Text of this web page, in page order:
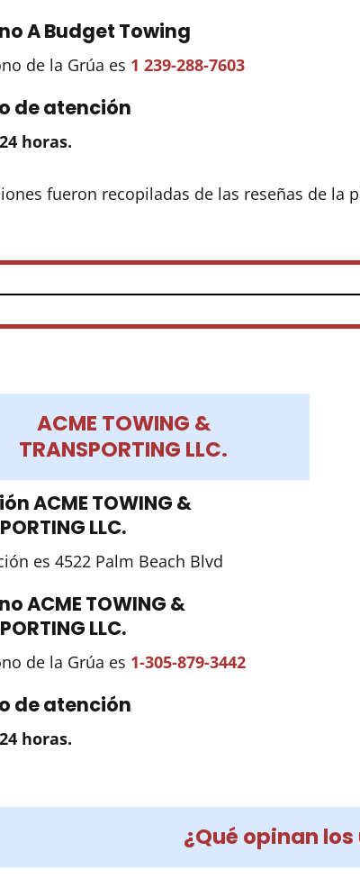
A Budget Towing
de la Grúa es 1 239-288-7603
de atención
24 horas.
fueron recopiladas de las reseñas de la
ACME TOWING &
TRANSPORTING LLC.
ACME TOWING &
LLC.
es 4522 Palm Beach Blvd
ACME TOWING &
LLC.
de la Grúa es 1-305-879-3442
de atención
24 horas.
¿Qué opinan